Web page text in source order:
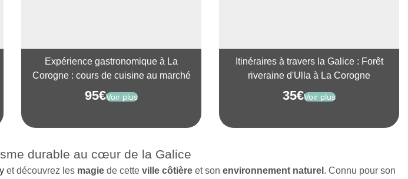
Expérience gastronomique à La
Corogne : cours de cuisine au marché
95€Voir plus
Itinéraires à travers la Galice : Forêt
riveraine d'Ulla à La Corogne
35€Voir plus
durable au cœur de la Galice
et découvrez les magie de cette ville côtière et son environnement naturel . Connu pour son